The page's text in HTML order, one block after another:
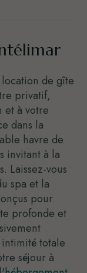
de gîte
privatif,
et à votre
dans la
havre de
invitant à la
Laissez-vous
spa et la
pour
profonde et
totale
séjour à